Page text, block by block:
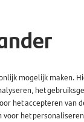
mogelijk maken.
het
het accepteren van
het